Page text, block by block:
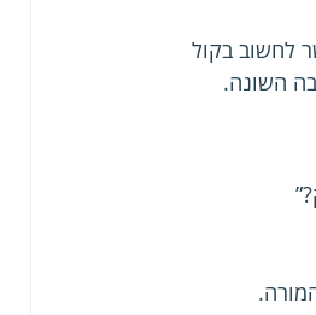
לחשוב בקול
השונה.